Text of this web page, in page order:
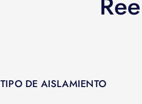
TIPO DE AISLAMIENTO